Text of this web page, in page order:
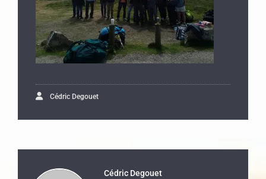
Cédric Degouet
Cédric Degouet